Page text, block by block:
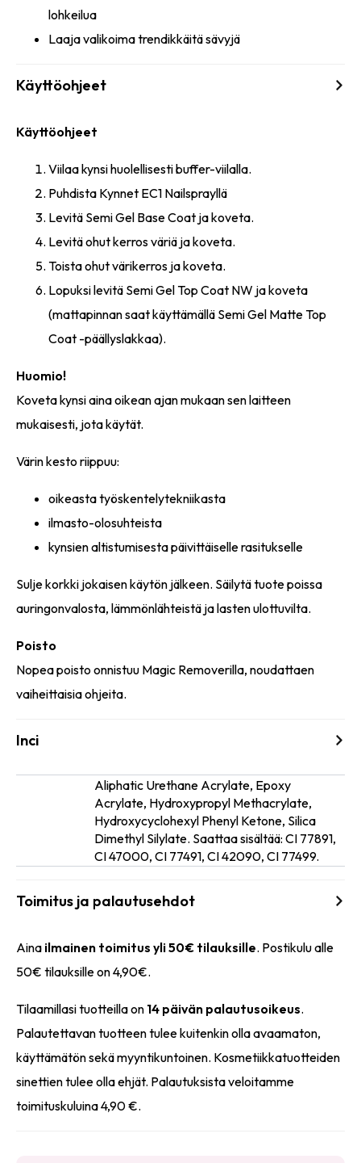
lohkeilua
Laaja valikoima trendikkäitä sävyjä
Käyttöohjeet
Käyttöohjeet
Viilaa kynsi huolellisesti buffer-viilalla.
Puhdista Kynnet EC1 Nailsprayllä
Levitä Semi Gel Base Coat ja koveta.
Levitä ohut kerros väriä ja koveta.
Toista ohut värikerros ja koveta.
Lopuksi levitä Semi Gel Top Coat NW ja koveta
(mattapinnan saat käyttämällä Semi Gel Matte Top
Coat -päällyslakkaa).
Huomio!
Koveta kynsi aina oikean ajan mukaan sen laitteen
mukaisesti, jota käytät.
Värin kesto riippuu:
oikeasta työskentelytekniikasta
ilmasto-olosuhteista
kynsien altistumisesta päivittäiselle rasitukselle
Sulje korkki jokaisen käytön jälkeen. Säilytä tuote poissa
auringonvalosta, lämmönlähteistä ja lasten ulottuvilta.
Poisto
Nopea poisto onnistuu Magic Removerilla, noudattaen
vaiheittaisia ohjeita.
Inci
Aliphatic Urethane Acrylate, Epoxy
Acrylate, Hydroxypropyl Methacrylate,
Hydroxycyclohexyl Phenyl Ketone, Silica
Dimethyl Silylate. Saattaa sisältää: CI 77891,
CI 47000, CI 77491, CI 42090, CI 77499.
Toimitus ja palautusehdot
Aina ilmainen toimitus yli 50€ tilauksille. Postikulu alle
50€ tilauksille on 4,90€.
Tilaamillasi tuotteilla on 14 päivän palautusoikeus.
Palautettavan tuotteen tulee kuitenkin olla avaamaton,
käyttämätön sekä myyntikuntoinen. Kosmetiikkatuotteiden
sinettien tulee olla ehjät. Palautuksista veloitamme
toimituskuluina 4,90 €.